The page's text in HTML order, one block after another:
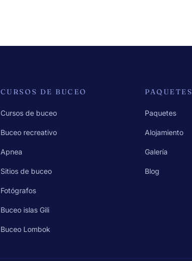
CURSOS DE BUCEO
Cursos de buceo
Buceo recreativo
Apnea
Sitios de buceo
Fotógrafos
Buceo islas Gili
Buceo Lombok
PAQUETES
Paquetes
Alojamiento
Galería
Blog